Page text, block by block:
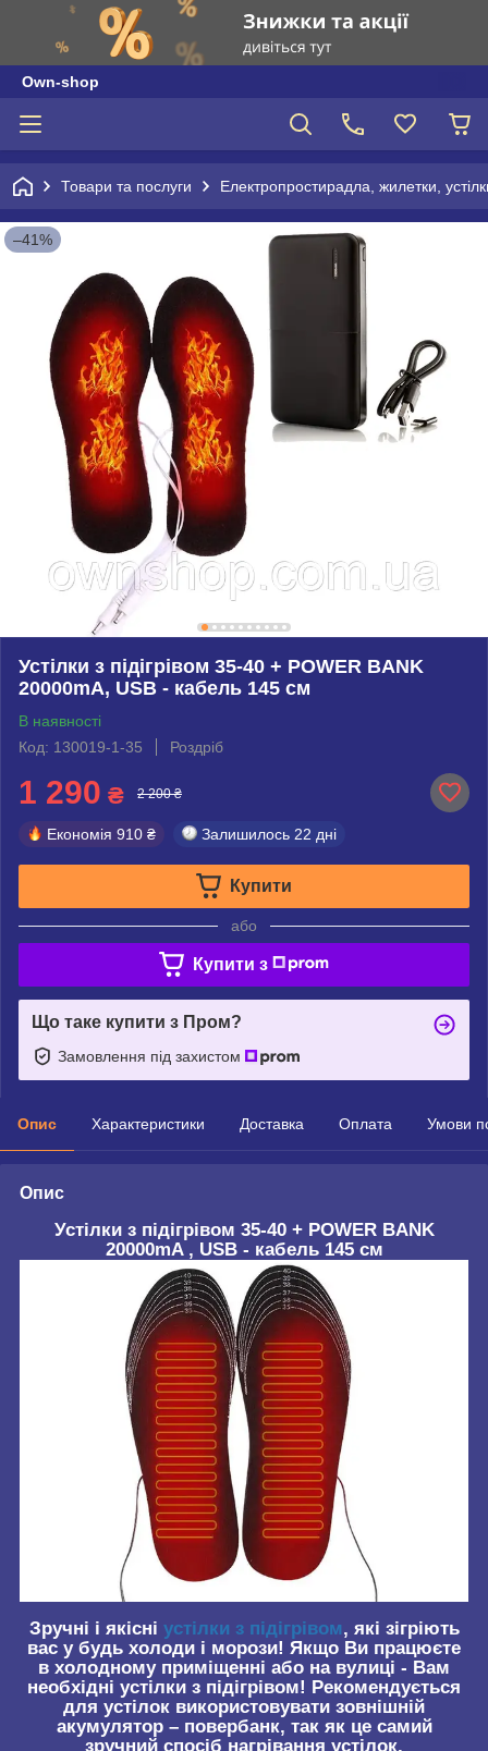
Own-shop
Товари та послуги Електропростирадла, жилетки,
–41%
Устілки з підігрівом 35-40 + POWER BANK
20000mA, USB - кабель 145 см
В наявності
Код: 130019-1-35
Роздріб
1 290 ₴ 2 200 ₴
Економія 910 ₴ Залишилось 22 дні
Купити
або
Купити з
Що таке купити з Пром?
Замовлення під захистом
Опис Характеристики Доставка Оплата Умови
Опис
Устілки з підігрівом 35-40 + POWER BANK
20000mA , USB - кабель 145 см
Зручні і якісні устілки з підігрівом, які зігріють
вас у будь холоди і морози! Якщо Ви працюєте
в холодному приміщенні або на вулиці - Вам
необхідні устілки з підігрівом! Рекомендується
для устілок використовувати зовнішній
акумулятор – повербанк, так як це самий
зручний спосіб нагрівання устілок.